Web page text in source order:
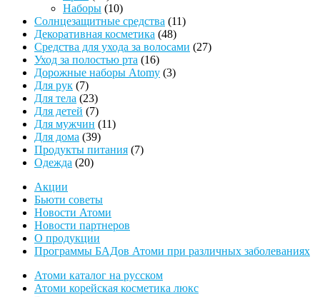
товаров
Наборы 1010
товаров
Солнцезащитные средства 1111
Декоративная косметика 4848
товаров
Средства для ухода за волосами 2727
Уход за полостью рта 1616
товаров
Дорожные наборы Atomy 33
Для рук 77
товаров
Для тела 2323
товара
Для детей 77
товаров
Для мужчин 1111
Для дома 3939
товаров
Продукты питания 77
Одежда 2020
Акции
Бьюти советы
Новости Атоми
Новости партнеров
О продукции
Программы БАДов Атоми при различных заболеваниях
Атоми каталог на русском
Атоми корейская косметика люкс